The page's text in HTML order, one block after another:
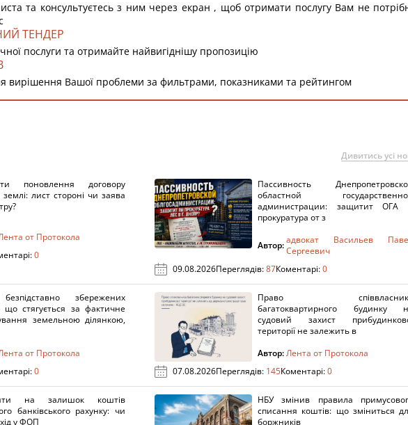
та консультуєтесь з ним через екран , щоб отримати послугу Вам не
ТЕНДЕР
послуги та отримайте найвигіднішу пропозицію
вирішення Вашої проблеми за фильтрами, показниками та рейтингом
Дивитись усі
поновлення договору
лист стороні чи заява
от Протокола
0
Пассивность
областной
администрации: защитит ОГА
прокуратура от з
Автор:адвокат Васильев
Сергеевич
09.08.2026Переглядів:87Коментарі:0
збережених
що стягується за фактичне
земельною ділянкою,
от Протокола
0
Право
багатоквартирного будинку
судовий захист
території не залежить в
Автор:Лента от Протокола
07.08.2026Переглядів: 145Коментарі:0
на залишок коштів
банківського рахунку: чи
у ФОП
НБУ змінив правила
списання коштів: що зміниться
боржників